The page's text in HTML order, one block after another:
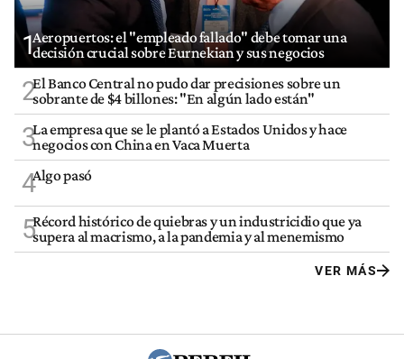
1Aeropuertos: el "empleado fallado" debe tomar una
decisión crucial sobre Eurnekian y sus negocios
2El Banco Central no pudo dar precisiones sobre un
sobrante de $4 billones: "En algún lado están"
3La empresa que se le plantó a Estados Unidos y hace
negocios con China en Vaca Muerta
4Algo pasó
5Récord histórico de quiebras y un industricidio que ya
supera al macrismo, a la pandemia y al menemismo
VER MÁS